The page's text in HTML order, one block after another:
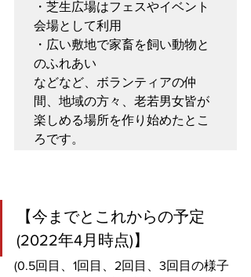
・芝生広場はフェスやイベント
会場として利用
・広い敷地で家畜を飼い動物と
のふれあい
などなど、ボランティアの仲
間、地域の方々、老若男女皆が
楽しめる場所を作り始めたとこ
ろです。
【今までとこれからの予定
(2022年4月時点)】
(0.5回目、1回目、2回目、3回目の様子